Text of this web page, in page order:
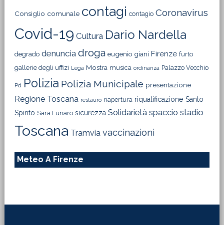
Consiglio comunale contagi contagio Coronavirus
Covid-19 Cultura Dario Nardella
degrado denuncia droga eugenio giani Firenze furto
gallerie degli uffizi Lega Mostra musica ordinanza Palazzo Vecchio
Pd Polizia Polizia Municipale presentazione
Regione Toscana restauro riapertura riqualificazione Santo
Spirito Sara Funaro sicurezza Solidarietà spaccio stadio
Toscana Tramvia vaccinazioni
Meteo A Firenze